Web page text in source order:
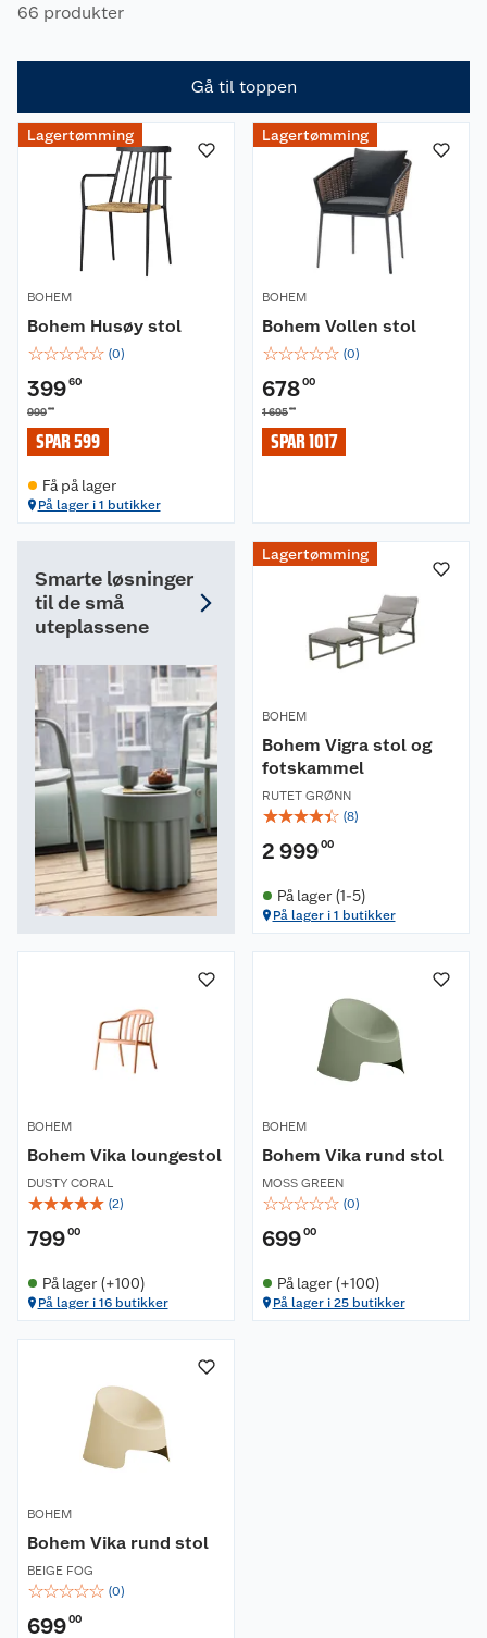
66 produkter
Gå til toppen
Lagertømming
BOHEM
Bohem Husøy stol
☆☆☆☆☆ (0)
39960
99900
SPAR 599
Få på lager
På lager i 1 butikker
Lagertømming
BOHEM
Bohem Vollen stol
☆☆☆☆☆ (0)
67800
1 69500
SPAR 1017
Smarte løsninger
til de små
uteplassene
Lagertømming
BOHEM
Bohem Vigra stol og
fotskammel
RUTET GRØNN
☆☆☆☆☆ (8)
2 99900
På lager (1-5)
På lager i 1 butikker
BOHEM
Bohem Vika loungestol
DUSTY CORAL
☆☆☆☆☆ (2)
79900
På lager (+100)
På lager i 16 butikker
BOHEM
Bohem Vika rund stol
MOSS GREEN
☆☆☆☆☆ (0)
69900
På lager (+100)
På lager i 25 butikker
BOHEM
Bohem Vika rund stol
BEIGE FOG
☆☆☆☆☆ (0)
69900
Kundeservice
Kontakt oss
Reklamasjon
Ofte stilte spørsmål
Om oss
Nyheter
Våre merkevarer
Våre kjeder
Personvern
Cookies
Lavprisløfte
Åpent kjøp
Oppussing med utemaling
Oppussing med innemaling